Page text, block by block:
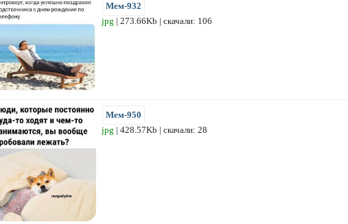
Мем-932
jpg | 273.66Kb | скачали: 106
Мем-950
jpg | 428.57Kb | скачали: 28